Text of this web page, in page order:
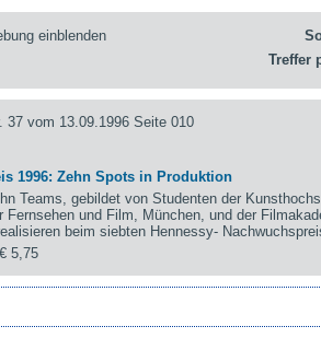
einblenden
Treffer
37 vom 13.09.1996 Seite 010
1996: Zehn Spots in Produktion
Teams, gebildet von Studenten der
Fernsehen und Film, München, und der
beim siebten Hennessy-
€ 5,75